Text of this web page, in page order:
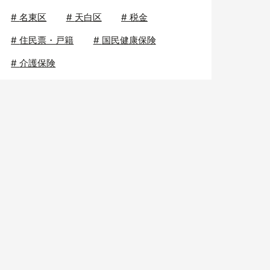
#名東区 # 天白区 # 税金
#住民票・戸籍 # 国民健康保険
#介護保険